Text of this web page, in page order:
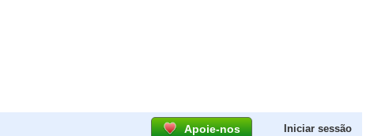
Apoie-nos Iniciar sessão